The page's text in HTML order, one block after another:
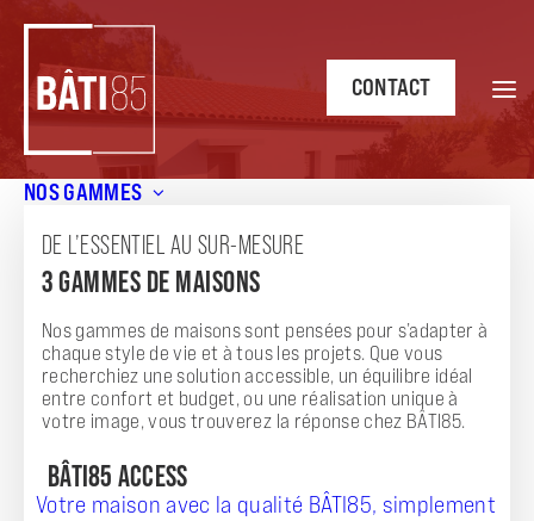
NOS GAMMES
DE L’ESSENTIEL AU SUR-MESURE
3 GAMMES DE MAISONS
Nos gammes de maisons sont pensées pour s’adapter à
chaque style de vie et à tous les projets. Que vous
recherchiez une solution accessible, un équilibre idéal
entre confort et budget, ou une réalisation unique à
votre image, vous trouverez la réponse chez BÂTI85.
BÂTI85 ACCESS
Votre maison avec la qualité BÂTI85, simplement
CONTACT